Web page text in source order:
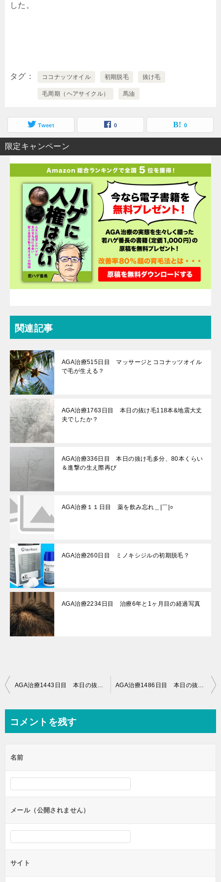
した。
タグ ココナッツオイル 初期脱毛 抜け毛
毛周期（ヘアサイクル） 馬油
Tweet 0 0
限定キャンペーン
関連記事
AGA治療515日目 マッサージとココナッツオイル
で毛が生える？
AGA治療1763日目 本日の抜け毛118本&地震大丈
夫でしたか？
AGA治療336日目 本日の抜け毛多分、80本くらい
＆進撃の生え際再び
AGA治療１１日目 薬を飲み忘れ＿|￣|○
AGA治療260日目 ミノキシジルの初期脱毛？
AGA治療2234日目 治療6年と1ヶ月目の経過写真
投
ビ
ー
シ
ン
AGA治療1443日目 本日の抜け毛72本！だいぶ減りました＆質問を送ってもらえると助かります AGA治療1486日目 本日の抜け毛58本&フィンジア捨てました
コメントを残す
名前
メール（公開されません）
サイト